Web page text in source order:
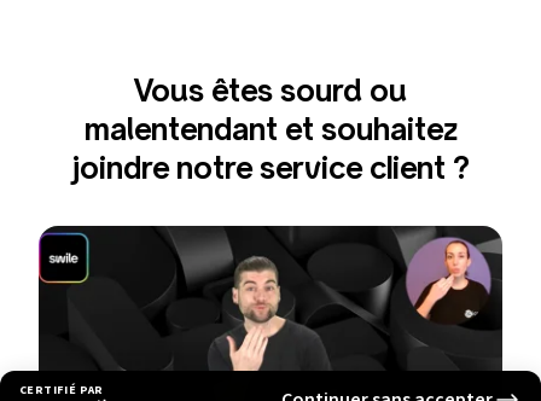
Vous êtes sourd ou
malentendant et souhaitez
joindre notre service client ?